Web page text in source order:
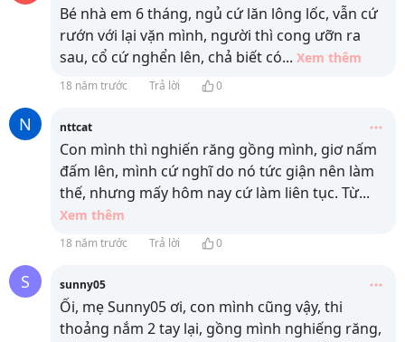
Bé nhà em 6 tháng, ngủ cứ lăn lông lốc, vẫn cứ
rướn với lại vặn mình, người thì cong ưỡn ra
sau, cổ cứ nghển lên, chả biết có... Xem thêm
18 năm trước Trả lời 0
N nttcat
Con mình thì nghiến răng gồng mình, giơ nấm
đấm lên, mình cứ nghĩ do nó tức giận nên làm
thế, nhưng mấy hôm nay cứ làm liên tục. Từ...
Xem thêm
18 năm trước Trả lời 0
S sunny05
Ối, mẹ Sunny05 ơi, con mình cũng vậy, thi
thoảng nắm 2 tay lại, gồng mình nghiếng răng,